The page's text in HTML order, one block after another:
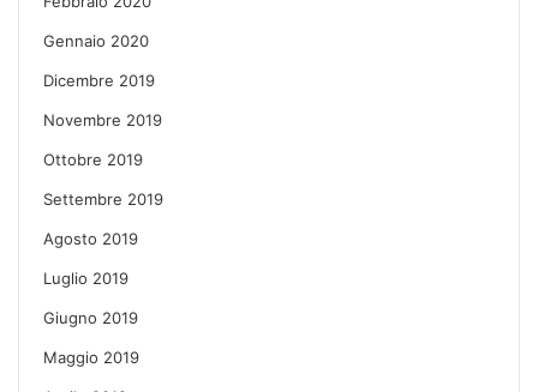
Gennaio 2020
Dicembre 2019
Novembre 2019
Ottobre 2019
Settembre 2019
Agosto 2019
Luglio 2019
Giugno 2019
Maggio 2019